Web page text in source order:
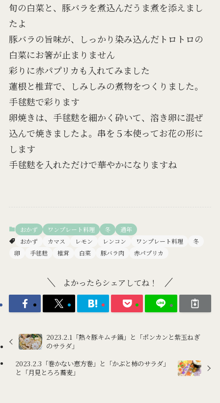
旬の白菜と、豚バラを煮込んだうま煮を添えまし
たよ
豚バラの旨味が、しっかり染み込んだトロトロの
白菜にお箸が止まりません
彩りに赤パプリカも入れてみました
蓮根と椎茸で、しみしみの煮物をつくりました。
手毬麩で彩ります
卵焼きは、手毬麩を細かく砕いて、溶き卵に混ぜ
込んで焼きましたよ。串を５本使ってお花の形に
します
手毬麩を入れただけで華やかになりますね
おかず ワンプレート料理 冬
通年
おかず
カマス レモン レンコン ワンプレート料理
冬
卵
手毬麩 椎茸 白菜 豚バラ肉 赤パプリカ
よかったらシェアしてね！
2023.2.1「熱々豚キムチ鍋」と「ポンカンと紫玉ねぎ
のサラダ」
2023.2.3「巻かない恵方巻」と「かぶと柿のサラダ」
と「月見とろろ蕎麦」